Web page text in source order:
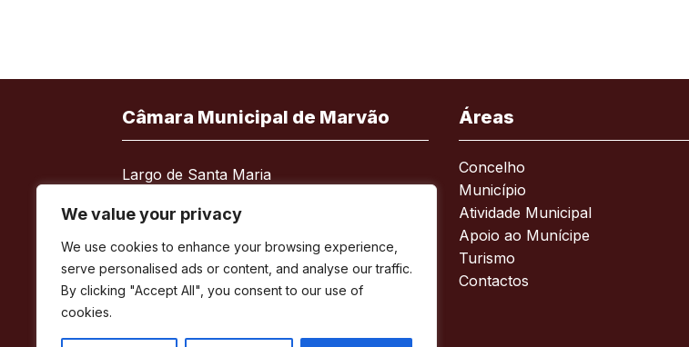
We value your privacy
We use cookies to enhance your browsing experience,
serve personalised ads or content, and analyse our traffic.
By clicking "Accept All", you consent to our use of
cookies.
Câmara Municipal de Marvão
Largo de Santa Maria
Telefone:
245 909 130
Fax: 245 909 526
E-mail:
geral@cm-marvao.pt
Áreas
Concelho
Município
Atividade Municipal
Apoio ao Munícipe
Turismo
Contactos